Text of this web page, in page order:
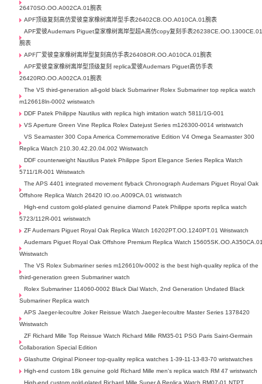
26470SO.OO.A002CA.01腕表
APF顶级复刻高仿爱彼皇家橡树离岸型手表26402CB.OO.A010CA.01腕表
APF爱彼Audemars Piguet皇家橡树离岸型超A高仿copy复刻手表
腕表
APF厂爱彼皇家橡树离岸型复刻高仿手表26408OR.OO.A010CA.01腕表
APF爱彼皇家橡树离岸型顶级复刻 replica爱彼Audemars Piguet高仿手表
26420RO.OO.A002CA.01腕表
The VS third-generation all-gold black Submariner Rolex Submariner top replica watch
m126618ln-0002 wristwatch
DDF Patek Philippe Nautilus with replica high imitation watch 5811/1G-001
VS Aperture Green Vine Replica Rolex Datejust Series m126300-0014 wristwatch
VS Seamaster 300 Copa America Commemorative Edition V4 Omega Seamaster 300
Replica Watch 210.30.42.20.04.002 Wristwatch
DDF counterweight Nautilus Patek Philippe Sport Elegance Series Replica Watch
5711/1R-001 Wristwatch
The APS 4401 integrated movement flyback Chronograph Audemars Piguet Royal Oak
Offshore Replica Watch 26420 IO.oo.A009CA.01 wristwatch
High-end custom gold-plated genuine diamond Patek Philippe sports replica watch
5723/112R-001 wristwatch
ZF Audemars Piguet Royal Oak Replica Watch 16202PT.OO.1240PT.01 Wristwatch
Audemars Piguet Royal Oak Offshore Premium Replica Watch
Wristwatch
The VS Rolex Submariner series m126610lv-0002 is the best high-quality replica of the
third-generation green Submariner watch
Rolex Submariner 114060-0002 Black Dial Watch, 2nd Generation Undated Black
Submariner Replica watch
APS Jaeger-lecoultre Joker Reissue Watch Jaeger-lecoultre Master Series 1378420
Wristwatch
ZF Richard Mille Top Reissue Watch Richard Mille RM35-01 PSG Paris Saint-Germain
Collaboration Special Edition
Glashutte Original Pioneer top-quality replica watches 1-39-11-13-83-70 wristwatches
High-end custom 18k genuine gold Richard Mille men's replica watch RM 47 wristwatch
High-end custom gold-plated Richard Mille Super A Replica Watch RM07-01 NTPT